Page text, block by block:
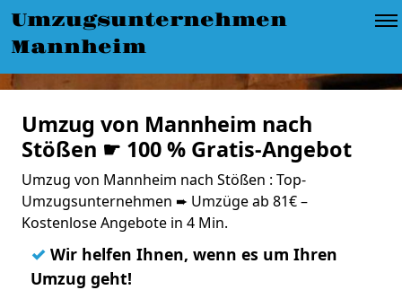
Umzugsunternehmen
Mannheim
Umzug von Mannheim nach
Stößen ☛ 100 % Gratis-Angebot
Umzug von Mannheim nach Stößen : Top-
Umzugsunternehmen ➨ Umzüge ab 81€ –
Kostenlose Angebote in 4 Min.
✓ Wir helfen Ihnen, wenn es um Ihren
Umzug geht!